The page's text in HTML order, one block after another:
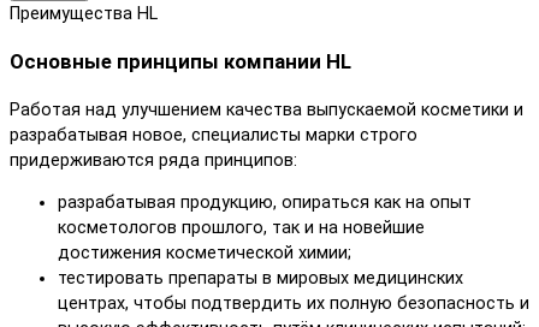
Преимущества HL
Основные принципы компании HL
Работая над улучшением качества выпускаемой косметики и
разрабатывая новое, специалисты марки строго
придерживаются ряда принципов:
разрабатывая продукцию, опираться как на опыт
косметологов прошлого, так и на новейшие
достижения косметической химии;
тестировать препараты в мировых медицинских
центрах, чтобы подтвердить их полную безопасность и